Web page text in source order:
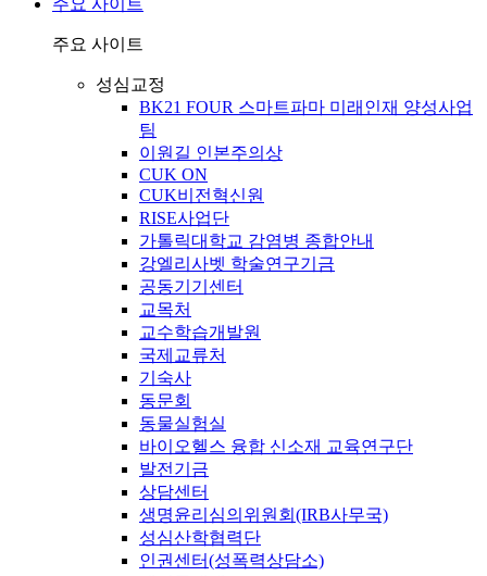
주요 사이트
주요 사이트
성심교정
BK21 FOUR 스마트파마 미래인재 양성사업
팀
이원길 인본주의상
CUK ON
CUK비전혁신원
RISE사업단
가톨릭대학교 감염병 종합안내
강엘리사벳 학술연구기금
공동기기센터
교목처
교수학습개발원
국제교류처
기숙사
동문회
동물실험실
바이오헬스 융합 신소재 교육연구단
발전기금
상담센터
생명윤리심의위원회(IRB사무국)
성심산학협력단
인권센터(성폭력상담소)